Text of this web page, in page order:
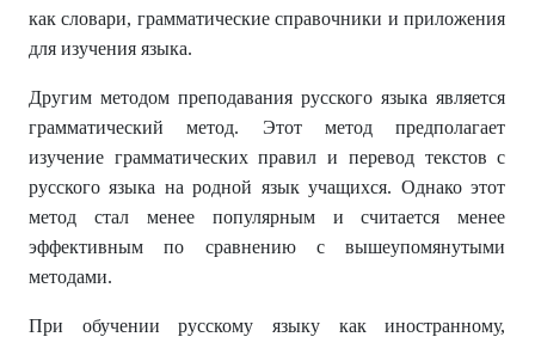
как словари, грамматические справочники и приложения
для изучения языка.
Другим методом преподавания русского языка является
грамматический метод. Этот метод предполагает
изучение грамматических правил и перевод текстов с
русского языка на родной язык учащихся. Однако этот
метод стал менее популярным и считается менее
эффективным по сравнению с вышеупомянутыми
методами.
При обучении русскому языку как иностранному,